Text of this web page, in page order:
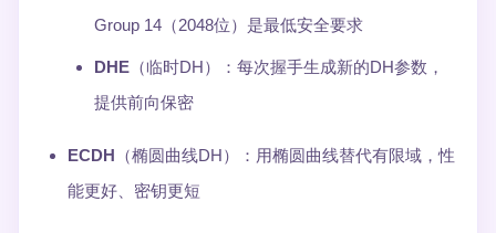
Group 14（2048位）是最低安全要求
DHE （临时DH）：每次握手生成新的DH参数，
提供前向保密
ECDH （椭圆曲线DH）：用椭圆曲线替代有限域，性
能更好、密钥更短